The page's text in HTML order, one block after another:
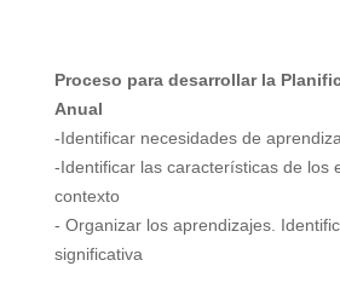
Proceso para desarrollar la
Anual
-Identificar necesidades de
-Identificar las características de los
contexto
- Organizar los aprendizajes.
significativa